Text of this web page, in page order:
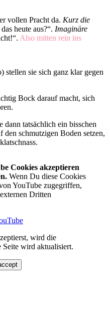
vollen Pracht da. Kurz die
heute aus?“. Imaginäre
Also mitten rein ins
stellen sie sich ganz klar gegen
Bock darauf macht, sich
tatsächlich ein bisschen
den schmutzigen Boden setzen,
Cookies akzeptieren
Wenn Du diese Cookies
YouTube zugegriffen,
Dritten
wird die
Seite wird aktualisiert.